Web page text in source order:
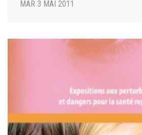
MAR 3 MAI 2011